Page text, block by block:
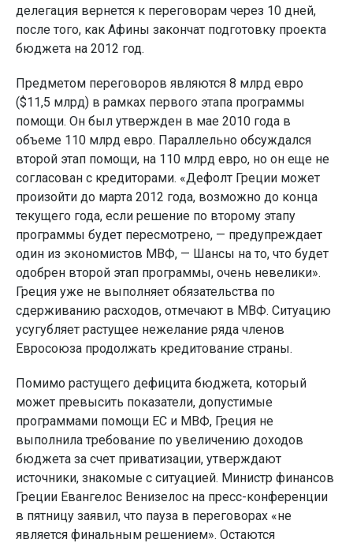
делегация вернется к переговорам через 10 дней,
после того, как Афины закончат подготовку проекта
бюджета на 2012 год.
Предметом переговоров являются 8 млрд евро
($11,5 млрд) в рамках первого этапа программы
помощи. Он был утвержден в мае 2010 года в
объеме 110 млрд евро. Параллельно обсуждался
второй этап помощи, на 110 млрд евро, но он еще не
согласован с кредиторами. «Дефолт Греции может
произойти до марта 2012 года, возможно до конца
текущего года, если решение по второму этапу
программы будет пересмотрено, — предупреждает
один из экономистов МВФ, — Шансы на то, что будет
одобрен второй этап программы, очень невелики».
Греция уже не выполняет обязательства по
сдерживанию расходов, отмечают в МВФ. Ситуацию
усугубляет растущее нежелание ряда членов
Евросоюза продолжать кредитование страны.
Помимо растущего дефицита бюджета, который
может превысить показатели, допустимые
программами помощи ЕС и МВФ, Греция не
выполнила требование по увеличению доходов
бюджета за счет приватизации, утверждают
источники, знакомые с ситуацией. Министр финансов
Греции Евангелос Венизелос на пресс-конференции
в пятницу заявил, что пауза в переговорах «не
является финальным решением». Остаются